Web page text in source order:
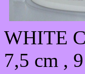
WHITE
7,5 cm ,